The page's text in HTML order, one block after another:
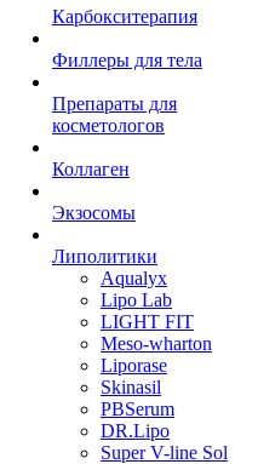
Карбокситерапия
Филлеры для тела
Препараты для
косметологов
Коллаген
Экзосомы
Липолитики
Aqualyx
Lipo Lab
LIGHT FIT
Meso-wharton
Liporase
Skinasil
PBSerum
DR.Lipo
Super V-line Sol